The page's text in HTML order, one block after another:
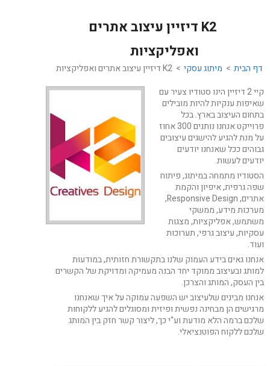
K2 דיזיין עיצוב אתרים
ואפליקציות
דף הבית > מיתוג עסקי > K2 דיזיין עיצוב אתרים ואפליקציות
קיי 2 דיזיין הינו סטודיו צעיר עם
שאיפות ענקיות להיות מובילים
בתחום העיצוב בארץ. בכל
פרוייקט אנחנו נותנים 300 אחוז
על מנת להגיע להישגים עיצובים
גבוהים ככל שאנחנו יודעים
יודעים לעשות.
הסטודיו מתמחה במיתוג, פיתוח
שפה גרפית, איפיון והקמת
אתרים, Responsive Design,
מערכות מידע, ממשקי
משתמש, אפליקציות, מצגות
עסקיות, עיצוב גרפי, תערוכות
ועוד.
אנחנו גאים בידע העמוק שלנו בתקשורת חזותית, במודעות
למותג ובעיצוב ממוקד יחד הבנה מעמיקה ומדויקת של הקשרים
בין העסק, המותג והצרכן.
אנחנו מבינים שלעיצוב יש השפעה עמוקה על איך שאנחנו
מרגישים הן מבחינה נפשית ופיזית ומסוגלים להגיע ללקוחות
שלכם ברמה הלא מודעת וע"י כך, ליצור קשר חזק בין המותג
שלכם ללקוח הפוטנציאלי.